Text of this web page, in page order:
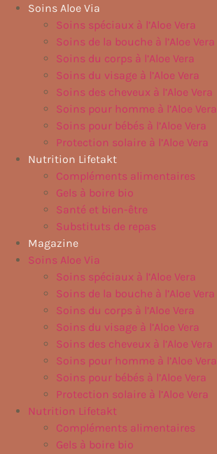
Aller
Soins Aloe Via
Soins spéciaux à l’Aloe Vera
Soins de la bouche à l’Aloe Vera
Soins du corps à l’Aloe Vera
Soins du visage à l’Aloe Vera
Soins des cheveux à l’Aloe Vera
Soins pour homme à l’Aloe Vera
Soins pour bébés à l’Aloe Vera
Protection solaire à l’Aloe Vera
Nutrition Lifetakt
Compléments alimentaires
Gels à boire bio
Santé et bien-être
Substituts de repas
Magazine
Soins Aloe Via
Soins spéciaux à l’Aloe Vera
Soins de la bouche à l’Aloe Vera
Soins du corps à l’Aloe Vera
Soins du visage à l’Aloe Vera
Soins des cheveux à l’Aloe Vera
Soins pour homme à l’Aloe Vera
Soins pour bébés à l’Aloe Vera
Protection solaire à l’Aloe Vera
Nutrition Lifetakt
Compléments alimentaires
Gels à boire bio